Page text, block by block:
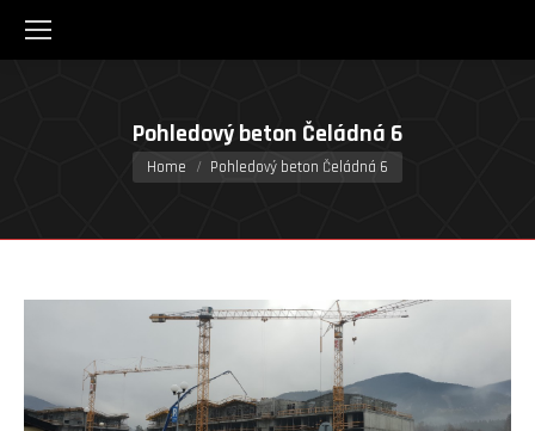
Pohledový beton Čeládná 6
You are here:
Home Pohledový beton Čeládná 6